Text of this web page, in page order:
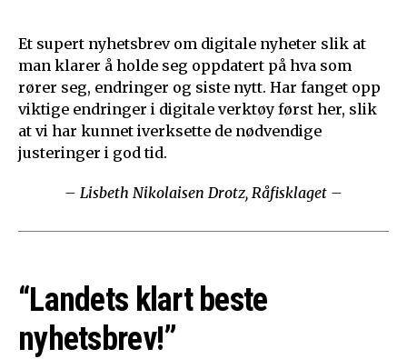
Et supert nyhetsbrev om digitale nyheter slik at
man klarer å holde seg oppdatert på hva som
rører seg, endringer og siste nytt. Har fanget opp
viktige endringer i digitale verktøy først her, slik
at vi har kunnet iverksette de nødvendige
justeringer i god tid.
– Lisbeth Nikolaisen Drotz, Råfisklaget –
“Landets klart beste
nyhetsbrev!”